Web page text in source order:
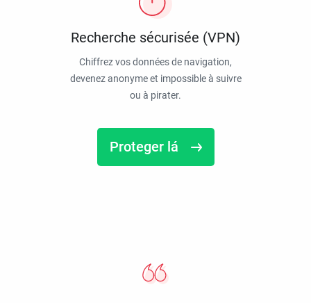
Recherche sécurisée (VPN)
Chiffrez vos données de navigation,
devenez anonyme et impossible à suivre
ou à pirater.
Proteger lá